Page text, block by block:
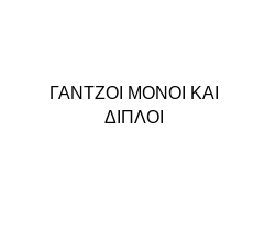
ΓΑΝΤΖΟΙ ΜΟΝΟΙ ΚΑΙ
ΔΙΠΛΟΙ